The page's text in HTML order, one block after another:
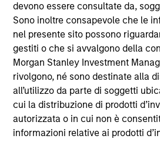
devono essere consultate da,
Sono inoltre consapevole che le
nel presente sito possono
gestiti o che si avvalgono della
Morgan Stanley Investment
rivolgono, né sono destinate alla
all’utilizzo da parte di soggetti
cui la distribuzione di prodotti
autorizzata o in cui non è
informazioni relative ai prodotti
AUM TOTALE
$2.000 mld
PROFESSIONISTI DEGLI
1,300+